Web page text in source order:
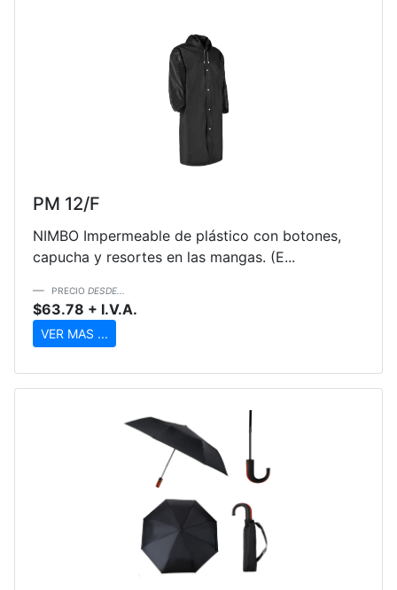
PM 12/F
NIMBO Impermeable de plástico con botones,
capucha y resortes en las mangas. (E...
PRECIO DESDE...
$63.78 + I.V.A.
VER MAS ...